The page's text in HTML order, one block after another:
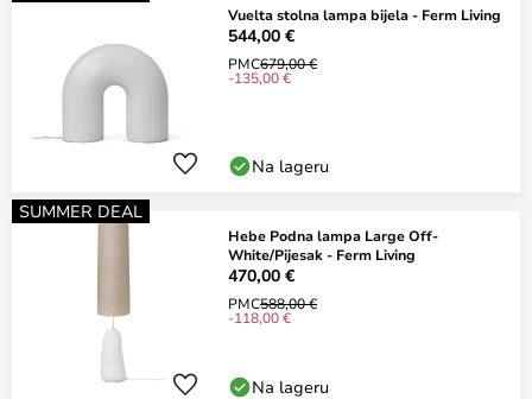
Vuelta stolna lampa bijela - Ferm Living
544,00 €
PMC679,00 €
-135,00 €
Na lageru
SUMMER DEAL
Hebe Podna lampa Large Off-
White/Pijesak - Ferm Living
470,00 €
PMC588,00 €
-118,00 €
Na lageru